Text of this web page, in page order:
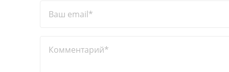
Ваш email*
Комментарий*